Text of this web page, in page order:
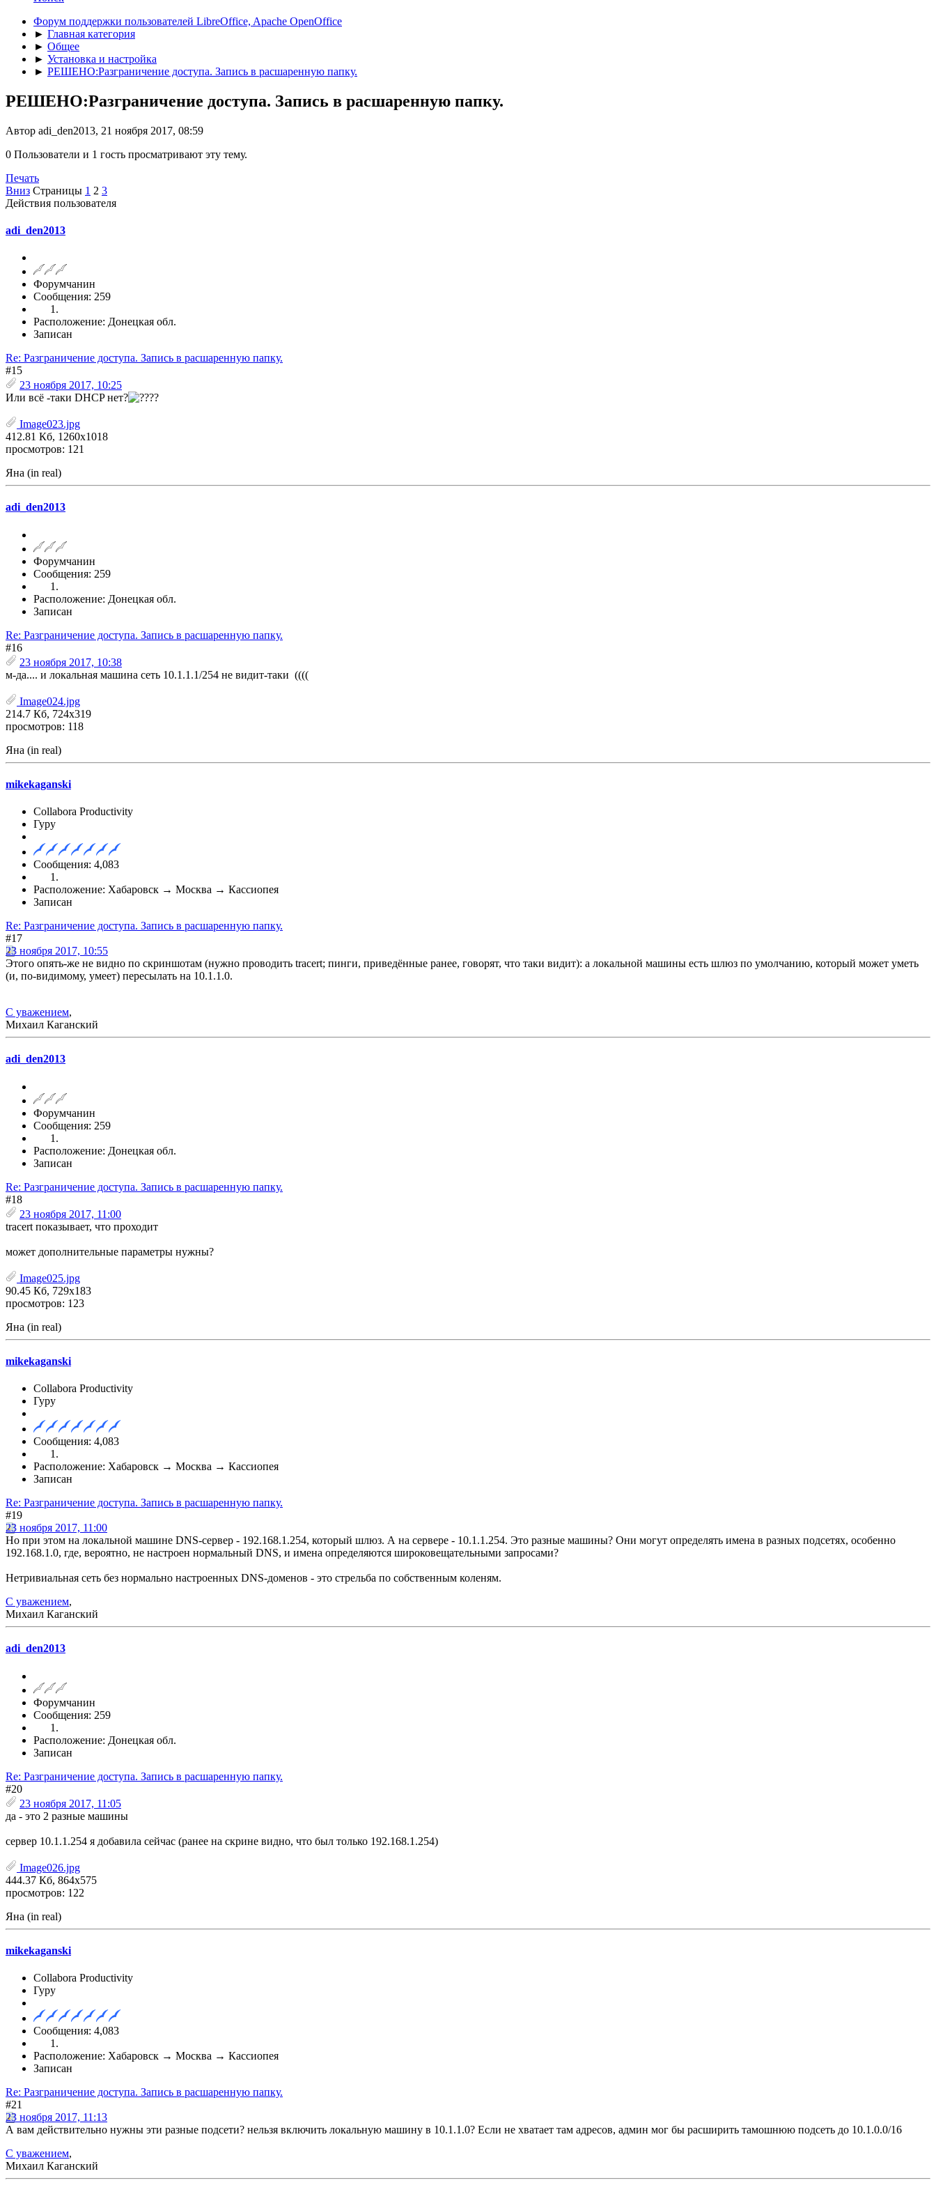
Форум поддержки пользователей LibreOffice, Apache OpenOffice
► Главная категория
► Общее
► Установка и настройка
► РЕШЕНО:Разграничение доступа. Запись в расшаренную папку.
РЕШЕНО:Разграничение доступа. Запись в расшаренную папку.
Автор adi_den2013, 21 ноября 2017, 08:59
0 Пользователи и 1 гость просматривают эту тему.
Печать
Вниз Страницы 1 2 3
Действия пользователя
adi_den2013
Форумчанин
Сообщения: 259
Расположение: Донецкая обл.
Записан
Re: Разграничение доступа. Запись в расшаренную папку.
#15
23 ноября 2017, 10:25
Или всё -таки DHCP нет?
?
Image023.jpg
412.81 Кб, 1260x1018
просмотров: 121
Яна (in real)
adi_den2013
Форумчанин
Сообщения: 259
Расположение: Донецкая обл.
Записан
Re: Разграничение доступа. Запись в расшаренную папку.
#16
23 ноября 2017, 10:38
м-да.... и локальная машина сеть 10.1.1.1/254 не видит-таки ((((
Image024.jpg
214.7 Кб, 724x319
просмотров: 118
Яна (in real)
mikekaganski
Collabora Productivity
Гуру
Сообщения: 4,083
Расположение: Хабаровск → Москва → Кассиопея
Записан
Re: Разграничение доступа. Запись в расшаренную папку.
#17
23 ноября 2017, 10:55
Этого опять-же не видно по скриншотам (нужно проводить tracert; пинги, приведённые ранее, говорят, что таки видит): а локальной машины есть шлюз по умолчанию, который может уметь
(и, по-видимому, умеет) пересылать на 10.1.1.0.
С уважением,
Михаил Каганский
adi_den2013
Форумчанин
Сообщения: 259
Расположение: Донецкая обл.
Записан
Re: Разграничение доступа. Запись в расшаренную папку.
#18
23 ноября 2017, 11:00
tracert показывает, что проходит
может дополнительные параметры нужны?
Image025.jpg
90.45 Кб, 729x183
просмотров: 123
Яна (in real)
mikekaganski
Collabora Productivity
Гуру
Сообщения: 4,083
Расположение: Хабаровск → Москва → Кассиопея
Записан
Re: Разграничение доступа. Запись в расшаренную папку.
#19
23 ноября 2017, 11:00
Но при этом на локальной машине DNS-сервер - 192.168.1.254, который шлюз. А на сервере - 10.1.1.254. Это разные машины? Они могут определять имена в разных подсетях, особенно
192.168.1.0, где, вероятно, не настроен нормальный DNS, и имена определяются широковещательными запросами?
Нетривиальная сеть без нормально настроенных DNS-доменов - это стрельба по собственным коленям.
С уважением,
Михаил Каганский
adi_den2013
Форумчанин
Сообщения: 259
Расположение: Донецкая обл.
Записан
Re: Разграничение доступа. Запись в расшаренную папку.
#20
23 ноября 2017, 11:05
да - это 2 разные машины
сервер 10.1.1.254 я добавила сейчас (ранее на скрине видно, что был только 192.168.1.254)
Image026.jpg
444.37 Кб, 864x575
просмотров: 122
Яна (in real)
mikekaganski
Collabora Productivity
Гуру
Сообщения: 4,083
Расположение: Хабаровск → Москва → Кассиопея
Записан
Re: Разграничение доступа. Запись в расшаренную папку.
#21
23 ноября 2017, 11:13
А вам действительно нужны эти разные подсети? нельзя включить локальную машину в 10.1.1.0? Если не хватает там адресов, админ мог бы расширить тамошнюю подсеть до 10.1.0.0/16
С уважением,
Михаил Каганский